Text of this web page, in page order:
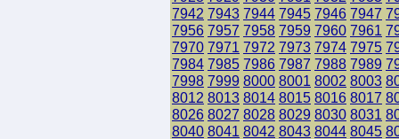
7942 7943 7944 7945 7946 7947
7956 7957 7958 7959 7960 7961
7970 7971 7972 7973 7974 7975
7984 7985 7986 7987 7988 7989
7998 7999 8000 8001 8002 8003
8012 8013 8014 8015 8016 8017
8026 8027 8028 8029 8030 8031
8040 8041 8042 8043 8044 8045